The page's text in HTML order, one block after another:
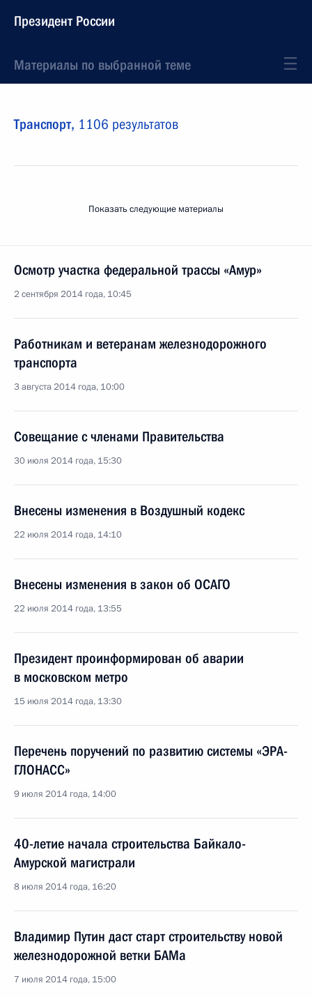
Президент России
Материалы по выбранной теме
Транспорт, 1106 результатов
Показать следующие материалы
Осмотр участка федеральной трассы «Амур»
2 сентября 2014 года, 10:45
Работникам и ветеранам железнодорожного
транспорта
3 августа 2014 года, 10:00
Совещание с членами Правительства
30 июля 2014 года, 15:30
Внесены изменения в Воздушный кодекс
22 июля 2014 года, 14:10
Внесены изменения в закон об ОСАГО
22 июля 2014 года, 13:55
Президент проинформирован об аварии
в московском метро
15 июля 2014 года, 13:30
Перечень поручений по развитию системы «ЭРА-
ГЛОНАСС»
9 июля 2014 года, 14:00
40-летие начала строительства Байкало-
Амурской магистрали
8 июля 2014 года, 16:20
Владимир Путин даст старт строительству новой
железнодорожной ветки БАМа
7 июля 2014 года, 15:00